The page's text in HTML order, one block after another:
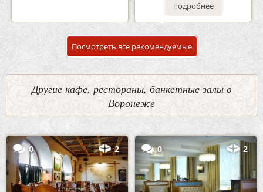
подробнее
Посмотреть все рекомендуемые
Другие кафе, рестораны, банкетные залы в
Воронеже
0 2 0 2